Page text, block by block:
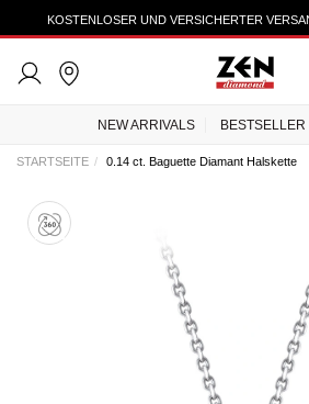
TRUSTEDSHOPS 4.43
NEW ARRIVALS BESTSELLER
STARTSEITE 0.14 ct. Baguette Diamant Halskette